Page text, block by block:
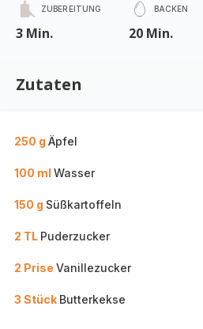
ZUBEREITUNG
3 Min.
BACKEN
20 Min.
Zutaten
250 g Äpfel
100 ml Wasser
150 g Süßkartoffeln
2 TL Puderzucker
2 Prise Vanillezucker
3 Stück Butterkekse